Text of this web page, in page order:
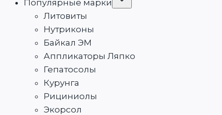
Популярные марки
Литовиты
Нутриконы
Байкал ЭМ
Аппликаторы Ляпко
Гепатосолы
Курунга
Рициниолы
Экорсол